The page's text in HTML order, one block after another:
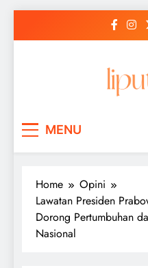
MENU
Home
Opini
Lawatan Presiden
Dorong Pertumbuhan
Nasional